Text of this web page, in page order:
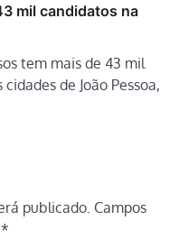
mil candidatos na
tem mais de 43 mil
de João Pessoa,
publicado. Campos
*